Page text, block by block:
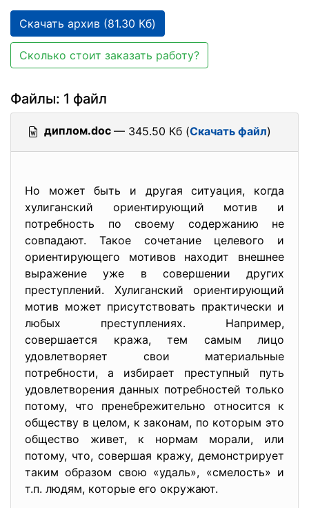
Скачать архив (81.30 Кб)
Сколько стоит заказать работу?
Файлы: 1 файл
диплом.doc — 345.50 Кб (Скачать файл)
Но может быть и другая ситуация, когда
хулиганский ориентирующий мотив и
потребность по своему содержанию не
совпадают. Такое сочетание целевого и
ориентирующего мотивов находит внешнее
выражение уже в совершении других
преступлений. Хулиганский ориентирующий
мотив может присутствовать практически и
любых преступлениях. Например,
совершается кража, тем самым лицо
удовлетворяет свои материальные
потребности, а избирает преступный путь
удовлетворения данных потребностей только
потому, что пренебрежительно относится к
обществу в целом, к законам, по которым это
общество живет, к нормам морали, или
потому, что, совершая кражу, демонстрирует
таким образом свою «удаль», «смелость» и
т.п. людям, которые его окружают.